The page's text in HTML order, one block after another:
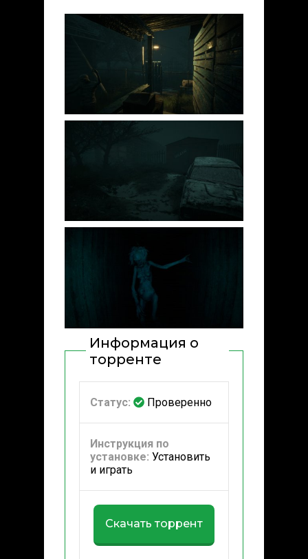
Информация о
торренте
Статус: Проверенно
Инструкция по
установке: Установить
и играть
Скачать торрент